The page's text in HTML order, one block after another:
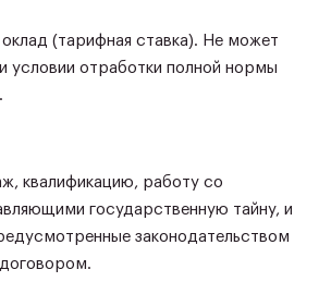
(тарифная ставка). Не может
условии отработки полной нормы
квалификацию, работу со
государственную тайну, и
законодательством